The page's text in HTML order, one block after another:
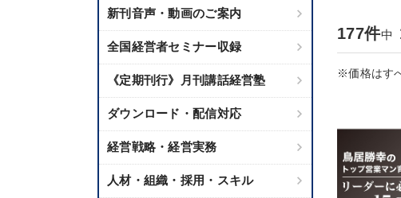
新刊音声・動画のご案内
全国経営者セミナー収録
《定期刊行》月刊講話経営塾
ダウンロード・配信対応
経営戦略・経営実務
人材・組織・採用・スキル
177件中
※価格はす